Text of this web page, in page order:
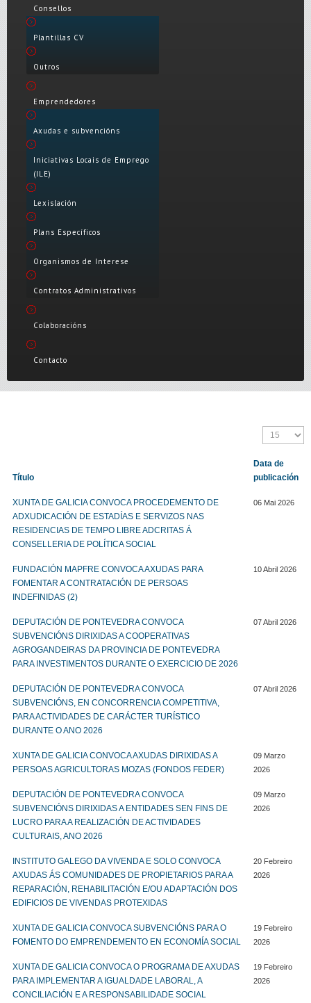
Consellos
Plantillas CV
Outros
Emprendedores
Axudas e subvencións
Iniciativas Locais de Emprego
(ILE)
Lexislación
Plans Específicos
Organismos de Interese
Contratos Administrativos
Colaboracións
Contacto
Título
Data de
publicación
XUNTA DE GALICIA CONVOCA PROCEDEMENTO DE
ADXUDICACIÓN DE ESTADÍAS E SERVIZOS NAS
RESIDENCIAS DE TEMPO LIBRE ADCRITAS Á
CONSELLERIA DE POLÍTICA SOCIAL
06 Mai 2026
FUNDACIÓN MAPFRE CONVOCA AXUDAS PARA
FOMENTAR A CONTRATACIÓN DE PERSOAS
INDEFINIDAS (2)
10 Abril 2026
DEPUTACIÓN DE PONTEVEDRA CONVOCA
SUBVENCIÓNS DIRIXIDAS A COOPERATIVAS
AGROGANDEIRAS DA PROVINCIA DE PONTEVEDRA
PARA INVESTIMENTOS DURANTE O EXERCICIO DE 2026
07 Abril 2026
DEPUTACIÓN DE PONTEVEDRA CONVOCA
SUBVENCIÓNS, EN CONCORRENCIA COMPETITIVA,
PARA ACTIVIDADES DE CARÁCTER TURÍSTICO
DURANTE O ANO 2026
07 Abril 2026
XUNTA DE GALICIA CONVOCA AXUDAS DIRIXIDAS A
PERSOAS AGRICULTORAS MOZAS (FONDOS FEDER)
09 Marzo
2026
DEPUTACIÓN DE PONTEVEDRA CONVOCA
SUBVENCIÓNS DIRIXIDAS A ENTIDADES SEN FINS DE
LUCRO PARA A REALIZACIÓN DE ACTIVIDADES
CULTURAIS, ANO 2026
09 Marzo
2026
INSTITUTO GALEGO DA VIVENDA E SOLO CONVOCA
AXUDAS ÁS COMUNIDADES DE PROPIETARIOS PARA A
REPARACIÓN, REHABILITACIÓN E/OU ADAPTACIÓN DOS
EDIFICIOS DE VIVENDAS PROTEXIDAS
20 Febreiro
2026
XUNTA DE GALICIA CONVOCA SUBVENCIÓNS PARA O
FOMENTO DO EMPRENDEMENTO EN ECONOMÍA SOCIAL
19 Febreiro
2026
XUNTA DE GALICIA CONVOCA O PROGRAMA DE AXUDAS
PARA IMPLEMENTAR A IGUALDADE LABORAL, A
CONCILIACIÓN E A RESPONSABILIDADE SOCIAL
19 Febreiro
2026